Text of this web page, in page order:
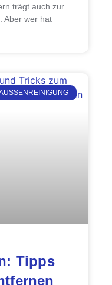
trägt auch zur
Aber wer hat
Tipps